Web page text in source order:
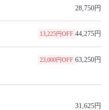
28,750円
13,225円OFF 44,275円
23,000円OFF 63,250円
31,625円